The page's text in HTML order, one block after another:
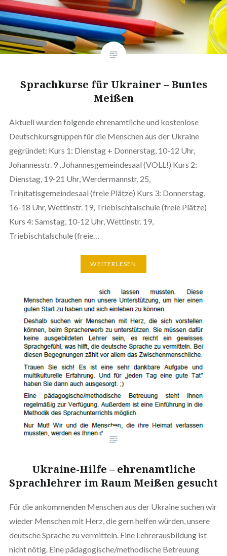
Sprachkurse für Ukrainer – Buntes
Meißen
Aktuell wurden folgende ehrenamtliche und kostenlose
Deutschkursgruppen für die Menschen aus der Ukraine
gegründet: Kurs 1: Dienstag + Donnerstag, 10-12 Uhr,
Johannesstr. 9 , Johannesgemeindesaal (VOLL!) Kurs 2:
Dienstag, 19-21 Uhr, Werdermannstr. 25,
Trinitatisgemeindesaal (freie Plätze) Kurs 3: Donnerstag,
16-18 Uhr, Wettinstr. 19, Triebischtalschule (freie Plätze)
Kurs 4: Samstag, 10-12 Uhr, Wettinstr. 19,
Triebischtalschule (freie…
WEITERLESEN
Ukraine-Hilfe – ehrenamtliche
Sprachlehrer im Raum Meißen gesucht
Für die ankommenden Menschen aus der Ukraine suchen wir
wieder Menschen mit Herz, die gern helfen würden, unsere
deutsche Sprache zu vermitteln. Eine Lehrerausbildung ist
nicht nötig. Eine pädagogische/methodische Betreuung